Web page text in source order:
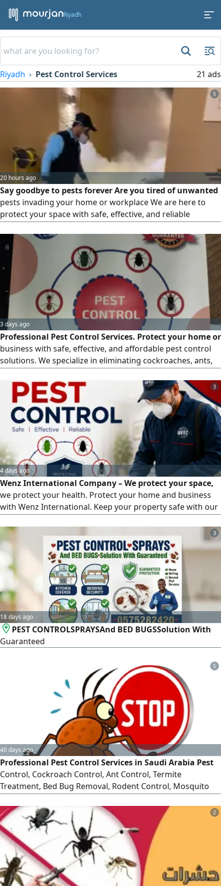
Riyadh
Riyadh Pest Control Services 21 ads
5
20 hours ago
Say goodbye to pests forever Are you tired of unwanted
pests invading your home or workplace We are here to
protect your space with safe, effective, and reliable
pest control techniques & equipment Safe chemicals -
family & environment friendly Fast response & guaranteed
results Services available
3 days ago
Professional Pest Control Services. Protect your home or
business with safe, effective, and affordable pest control
solutions. We specialize in eliminating cockroaches, ants,
common pests using high - quality treatments. Our
Services General pest control - Cockroach & ant treatment
- Termite inspection & control - Rodent control
3
4 days ago
Wenz International Company – We protect your space,
we protect your health. Protect your home and business
with Wenz International. Keep your property safe with our
effective, and reliable solutions for homes, offices,
restaurants, warehouses, and commercial facilities.
Termite (white ant) control – cockroach control – fly and
mosquito control – general pest control.
3
18 days ago
PEST CONTROLSPRAYSAnd BED BUGSSolution With
Guaranteed
5
40 days ago
Professional Pest Control Services in Saudi Arabia Pest
Control, Cockroach Control, Ant Control, Termite
Treatment, Bed Bug Removal, Rodent Control, Mosquito
approved products for homes, apartments, villas, offices,
restaurants, warehouses, and commercial properties. Fast
response, affordable prices, high - quality service, available
acro
2